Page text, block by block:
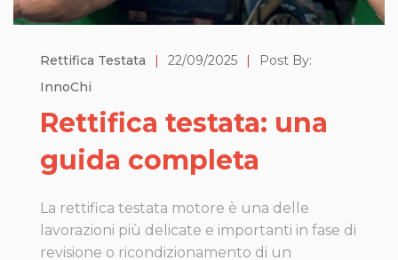
Rettifica Testata | 22/09/2025 |
Post By:
InnoChi
Rettifica testata: una
guida completa
La rettifica testata motore è una delle
lavorazioni più delicate e importanti in fase di
revisione o ricondizionamento di un